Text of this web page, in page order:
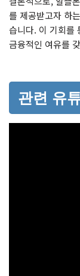
를 제공받고자 하
습니다. 이 기회를
금융적인 여유를
관련 유